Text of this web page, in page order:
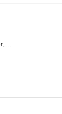
, Julia Louis-Dreyfus